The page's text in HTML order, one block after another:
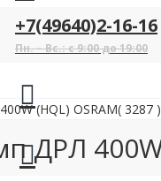
+7(49640)2-16-16
Пн. – Вс.: с 9:00 до 19:00
ДРЛ